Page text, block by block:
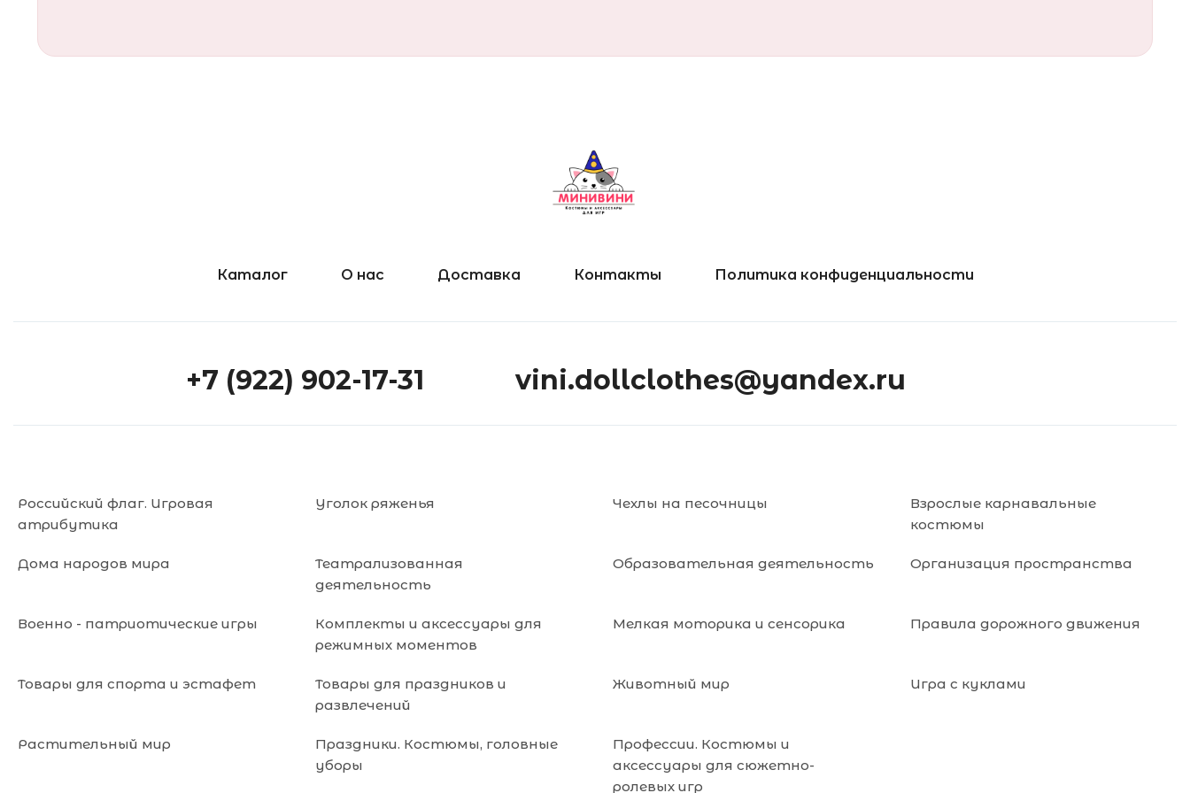
Каталог О нас Доставка Контакты Политика конфиденциальности
+7 (922) 902-17-31 vini.dollclothes@yandex.ru
Российский флаг. Игровая
атрибутика
Уголок ряженья Чехлы на песочницы
Взрослые карнавальные
костюмы
Дома народов мира
Театрализованная
деятельность
Образовательная деятельность Организация пространства
Военно - патриотические игры
Комплекты и аксессуары для
режимных моментов
Мелкая моторика и сенсорика Правила дорожного движения
Товары для спорта и эстафет
Товары для праздников и
развлечений
Животный мир Игра с куклами
Растительный мир
Праздники. Костюмы, головные
уборы
Профессии. Костюмы и
аксессуары для сюжетно-
ролевых игр